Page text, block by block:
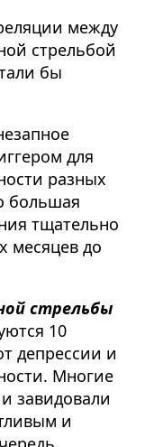
между
стрельбой
бы
для
разных
большая
тщательно
месяцев до
стрельбы
10
депрессии и
Многие
завидовали
и